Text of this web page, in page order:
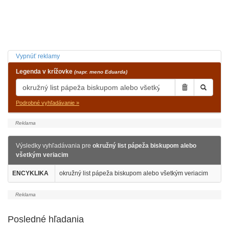
Vypnúť reklamy
Legenda v krížovke (napr. meno Eduarda)
Podrobné vyhľadávanie »
Výsledky vyhľadávania pre okružný list pápeža biskupom alebo
všetkým veriacim
ENCYKLIKA okružný list pápeža biskupom alebo všetkým veriacim
Posledné hľadania